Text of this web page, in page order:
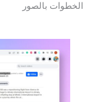
الخطوات بالصور